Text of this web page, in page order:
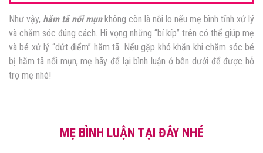
Như vậy, hăm tã nổi mụnkhông còn là nỗi lo nếu mẹ bình tĩnh xử lý
và chăm sóc đúng cách. Hi vọng những “bí kíp” trên có thể giúp mẹ
và bé xử lý “dứt điểm” hăm tã. Nếu gặp khó khăn khi chăm sóc bé
bị hăm tã nổi mụn, mẹ hãy để lại bình luận ở bên dưới để được hỗ
trợ mẹ nhé!
MẸ BÌNH LUẬN TẠI ĐÂY NHÉ